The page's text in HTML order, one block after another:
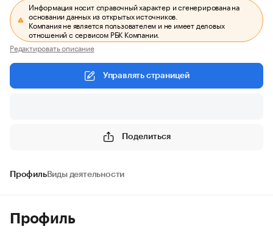
Информация носит справочный характер и сгенерирована на
основании данных из открытых источников.
Компания не является пользователем и не имеет деловых
отношений с сервисом РБК Компании.
Редактировать описание
Управлять страницей
Поделиться
ПрофильВиды деятельности
Профиль